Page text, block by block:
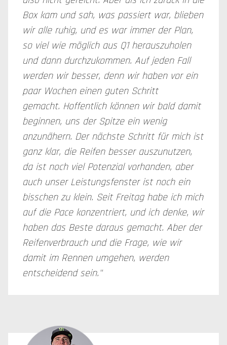
Box kam und sah, was passiert war, blieben
wir alle ruhig, und es war immer der Plan,
so viel wie möglich aus Q1 herauszuholen
und dann durchzukommen. Auf jeden Fall
werden wir besser, denn wir haben vor ein
paar Wochen einen guten Schritt
gemacht. Hoffentlich können wir bald damit
beginnen, uns der Spitze ein wenig
anzunähern. Der nächste Schritt für mich ist
ganz klar, die Reifen besser auszunutzen,
da ist noch viel Potenzial vorhanden, aber
auch unser Leistungsfenster ist noch ein
bisschen zu klein. Seit Freitag habe ich mich
auf die Pace konzentriert, und ich denke, wir
haben das Beste daraus gemacht. Aber der
Reifenverbrauch und die Frage, wie wir
damit im Rennen umgehen, werden
entscheidend sein."